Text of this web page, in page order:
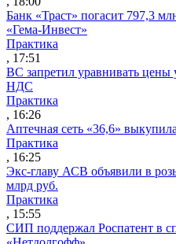
Банк «Траст» погасит 797,3
«Гема-Инвест»
Практика
, 17:51
ВС запретил уравнивать цены
НДС
Практика
, 16:26
Аптечная сеть «36,6»
Практика
, 16:25
Экс-главу АСВ объявили в
млрд руб.
Практика
, 15:55
СИП поддержал Роспатент в